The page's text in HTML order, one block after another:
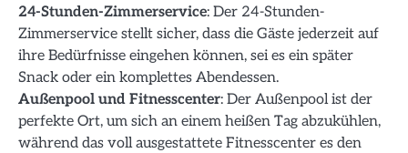
24-Stunden-Zimmerservice: Der 24-Stunden-
Zimmerservice stellt sicher, dass die Gäste jederzeit auf
ihre Bedürfnisse eingehen können, sei es ein später
Snack oder ein komplettes Abendessen.
Außenpool und Fitnesscenter: Der Außenpool ist der
perfekte Ort, um sich an einem heißen Tag abzukühlen,
während das voll ausgestattete Fitnesscenter es den